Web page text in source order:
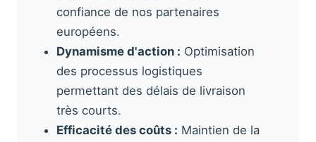
confiance de nos partenaires
européens.
Dynamisme d'action : Optimisation
des processus logistiques
permettant des délais de livraison
très courts.
Efficacité des coûts : Maintien de la